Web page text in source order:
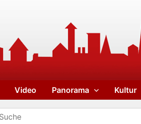
Video Panorama Kultur